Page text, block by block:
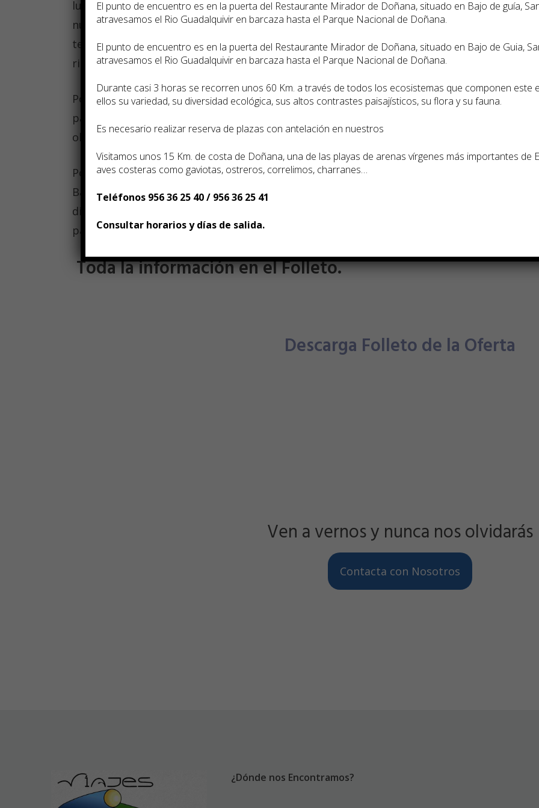
lugar. Y si adoras la combinación de especias y
nuevos sabores aquí disfrutarás como un niño. No
tengas miedo de comprar comida en la calle. Está
riquísima.
Porque montar en tuk-tuk es divertido. Callejear el
país con este medio de transporte es algo
obligatorio en los viajes a Tailandia.
Por sus playas. Después de callejear el país, recorrer
Bangkok y descubrir cientos de Pagodas, no olvides
disfrutar de las maravillosas playas que tiene el
país.
Toda la información en el Folleto.
Descarga Folleto de la Oferta
Ven a vernos y nunca nos olvidarás
Contacta con Nosotros
¿Dónde nos Encontramos?
El punto de encuentro es en la puerta del Restaurante Mirador de Doñana, situado en Bajo de guía,
atravesamos el Rio Guadalquivir en barcaza hasta el Parque Nacional de Doñana.
El punto de encuentro es en la puerta del Restaurante Mirador de Doñana, situado en Bajo de Guia,
atravesamos el Rio Guadalquivir en barcaza hasta el Parque Nacional de Doñana.
Durante casi 3 horas se recorren unos 60 Km. a través de todos los ecosistemas que componen
ellos su variedad, su diversidad ecológica, sus altos contrastes paisají­sticos, su flora y su fauna.
Es necesario realizar reserva de plazas con antelación en nuestros
Visitamos unos 15 Km. de costa de Doñana, una de las playas de arenas ví­rgenes más importantes
aves costeras como gaviotas, ostreros, correlimos, charranes…
Teléfonos 956 36 25 40 / 956 36 25 41
Consultar horarios y días de salida.